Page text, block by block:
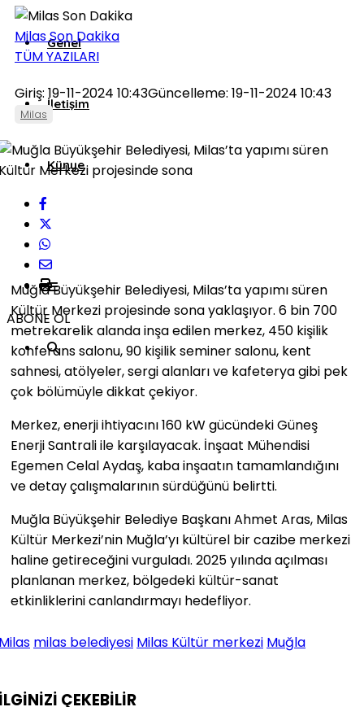
Genel
İletişim
Künye
Milas Son Dakika
TÜM YAZILARI
Giriş: 19-11-2024 10:43Güncelleme: 19-11-2024 10:43
Milas
ABONE OL
Muğla Büyükşehir Belediyesi, Milas’ta yapımı süren
Kültür Merkezi projesinde sona yaklaşıyor. 6 bin 700
metrekarelik alanda inşa edilen merkez, 450 kişilik
konferans salonu, 90 kişilik seminer salonu, kent
sahnesi, atölyeler, sergi alanları ve kafeterya gibi pek
çok bölümüyle dikkat çekiyor.
Merkez, enerji ihtiyacını 160 kW gücündeki Güneş
Enerji Santrali ile karşılayacak. İnşaat Mühendisi
Egemen Celal Aydaş, kaba inşaatın tamamlandığını
ve detay çalışmalarının sürdüğünü belirtti.
Muğla Büyükşehir Belediye Başkanı Ahmet Aras, Milas
Kültür Merkezi’nin Muğla’yı kültürel bir cazibe merkezi
haline getireceğini vurguladı. 2025 yılında açılması
planlanan merkez, bölgedeki kültür-sanat
etkinliklerini canlandırmayı hedefliyor.
milas belediyesi Milas Kültür merkezi Muğla
ÇEKEBİLİR